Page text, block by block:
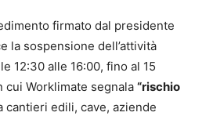
firmato dal presidente
la sospensione dell’attività
12:30 alle 16:00, fino al 15
Worklimate segnala “rischio
cantieri edili, cave, aziende